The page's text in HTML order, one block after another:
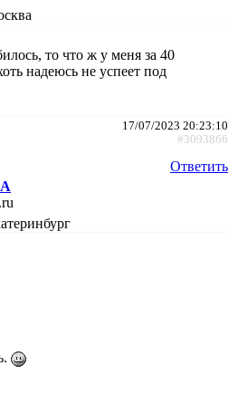
то что ж у меня за 40
надеюсь не успеет под
17/07/2023 20:23:10
#3093866
Ответить